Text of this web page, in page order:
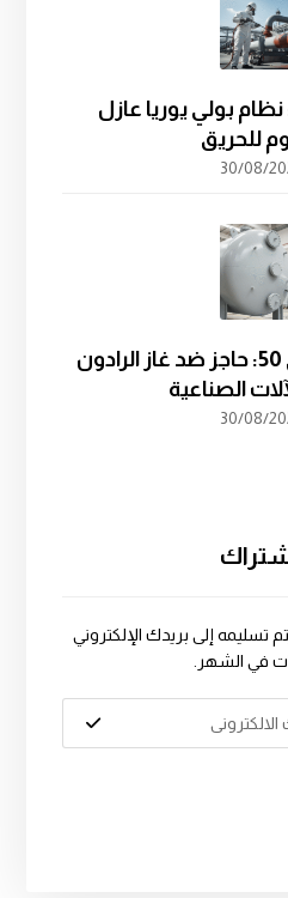
بولي يوريا عازل
للحريق
30/08/
رايستون سبراي دي 50: حاجز ضد غاز الرادون
الصناعية
30/08/
إلى بريدك الإلكتروني
في الشهر.